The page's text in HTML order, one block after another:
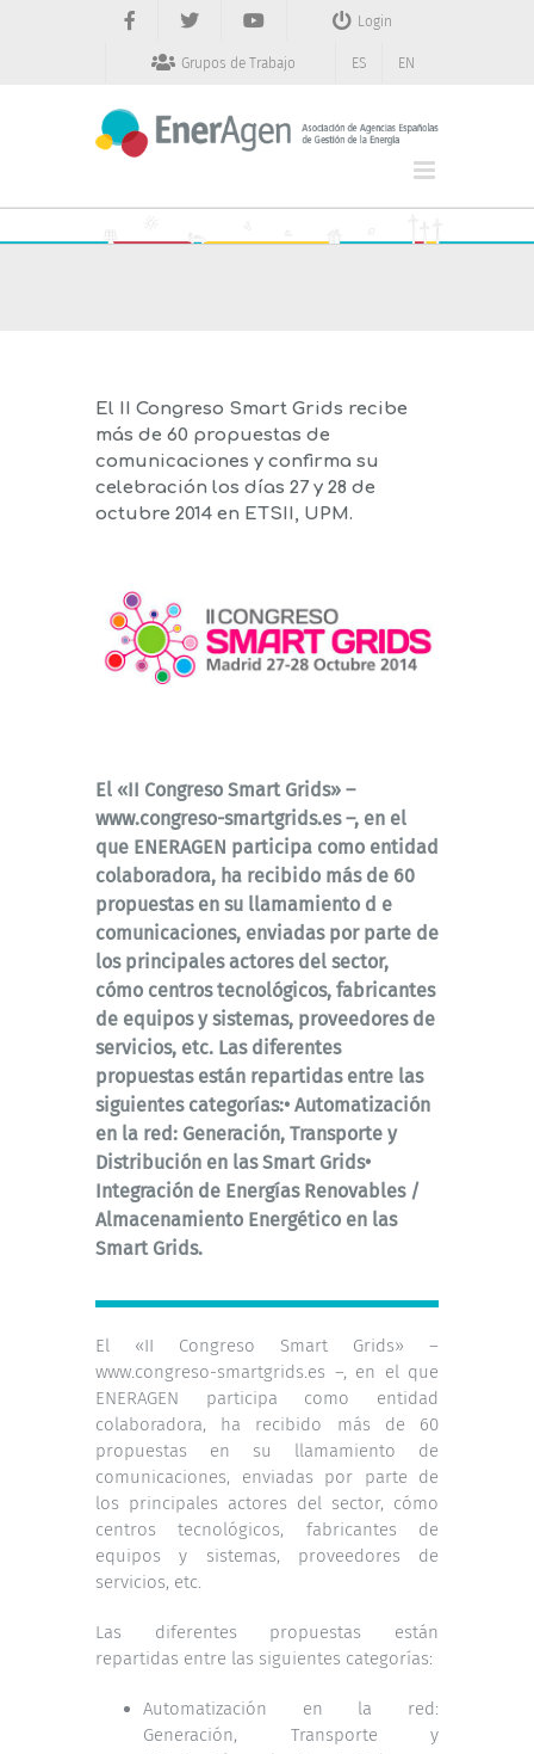
Login
Grupos de Trabajo ES EN
El II Congreso Smart Grids recibe
más de 60 propuestas de
comunicaciones y confirma su
celebración los días 27 y 28 de
octubre 2014 en ETSII, UPM.
El «II Congreso Smart Grids» –
www.congreso-smartgrids.es –, en el
que ENERAGEN participa como entidad
colaboradora, ha recibido más de 60
propuestas en su llamamiento d e
comunicaciones, enviadas por parte de
los principales actores del sector,
cómo centros tecnológicos, fabricantes
de equipos y sistemas, proveedores de
servicios, etc. Las diferentes
propuestas están repartidas entre las
siguientes categorías:• Automatización
en la red: Generación, Transporte y
Distribución en las Smart Grids•
Integración de Energías Renovables /
Almacenamiento Energético en las
Smart Grids.
El «II Congreso Smart Grids» –
www.congreso-smartgrids.es –, en el que
ENERAGEN participa como entidad
colaboradora, ha recibido más de 60
propuestas en su llamamiento de
comunicaciones, enviadas por parte de
los principales actores del sector, cómo
centros tecnológicos, fabricantes de
equipos y sistemas, proveedores de
servicios, etc.
Las diferentes propuestas están
repartidas entre las siguientes categorías:
Automatización en la red:
Generación, Transporte y